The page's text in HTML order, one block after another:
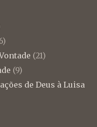
(21)
(9)
de Deus à Luisa